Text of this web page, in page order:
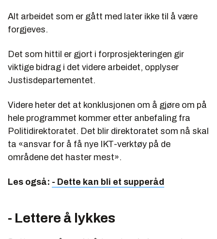
Alt arbeidet som er gått med later ikke til å være
forgjeves.
Det som hittil er gjort i forprosjekteringen gir
viktige bidrag i det videre arbeidet, opplyser
Justisdepartementet.
Videre heter det at konklusjonen om å gjøre om på
hele programmet kommer etter anbefaling fra
Politidirektoratet. Det blir direktoratet som nå skal
ta «ansvar for å få nye IKT-verktøy på de
områdene det haster mest».
Les også: - Dette kan bli et supperåd
- Lettere å lykkes